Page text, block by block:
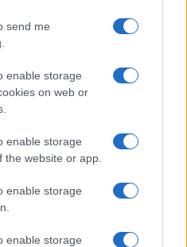
send me
enable storage
on web or
enable storage
the website or app.
enable storage
enable storage
Ft (új)